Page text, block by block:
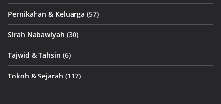
Pernikahan & Keluarga (57)
Sirah Nabawiyah (30)
Tajwid & Tahsin (6)
Tokoh & Sejarah (117)